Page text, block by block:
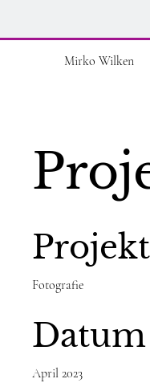
Mirko Wilken
Fotografie
Datum
April 2023